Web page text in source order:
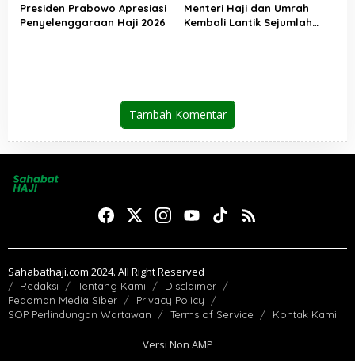
Presiden Prabowo Apresiasi
Penyelenggaraan Haji 2026
Menteri Haji dan Umrah
Kembali Lantik Sejumlah
Tambah Komentar
Sahabathaji.com 2024. All Right Reserved
Redaksi Tentang Kami
Disclaimer
Pedoman Media Siber
Privacy Policy
SOP Perlindungan Wartawan
Terms of Service Kontak Kami
Versi Non AMP